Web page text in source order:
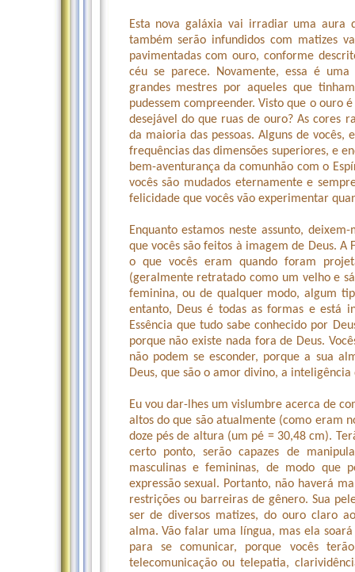
Esta nova galáxia vai irradiar uma aura
também serão infundidos com matizes
pavimentadas com ouro, conforme
céu se parece. Novamente, essa é
grandes mestres por aqueles que
pudessem compreender. Visto que o ouro
desejável do que ruas de ouro? As cores
da maioria das pessoas. Alguns de
frequências das dimensões superiores, e
bem-aventurança da comunhão com o
vocês são mudados eternamente e
felicidade que vocês vão experimentar
Enquanto estamos neste assunto,
que vocês são feitos à imagem de Deus. A
o que vocês eram quando foram
(geralmente retratado como um velho e
feminina, ou de qualquer modo, algum
entanto, Deus é todas as formas e está
Essência que tudo sabe conhecido por
porque não existe nada fora de Deus.
não podem se esconder, porque a sua
Deus, que são o amor divino, a
Eu vou dar-lhes um vislumbre acerca de
altos do que são atualmente (como eram
doze pés de altura (um pé = 30,48 cm).
certo ponto, serão capazes de
masculinas e femininas, de modo que
expressão sexual. Portanto, não haverá
restrições ou barreiras de gênero. Sua
ser de diversos matizes, do ouro claro
alma. Vão falar uma língua, mas ela
para se comunicar, porque vocês
telecomunicação ou telepatia,